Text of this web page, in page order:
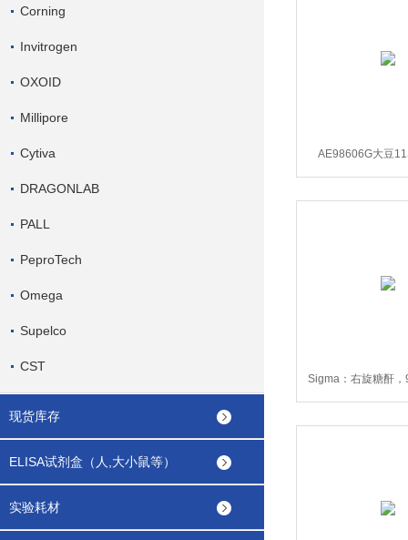
Corning
Invitrogen
OXOID
Millipore
Cytiva
DRAGONLAB
PALL
PeproTech
Omega
Supelco
CST
现货库存
ELISA试剂盒（人,大小鼠等）
实验耗材
AE98606G大豆
ELISA
Sigma：右旋糖酐
00269-